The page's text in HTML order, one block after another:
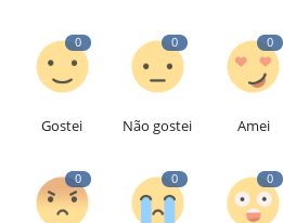
0
Gostei
0
Não gostei
0
Amei
0 0 0